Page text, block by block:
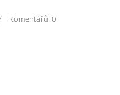
Komentářů: 0